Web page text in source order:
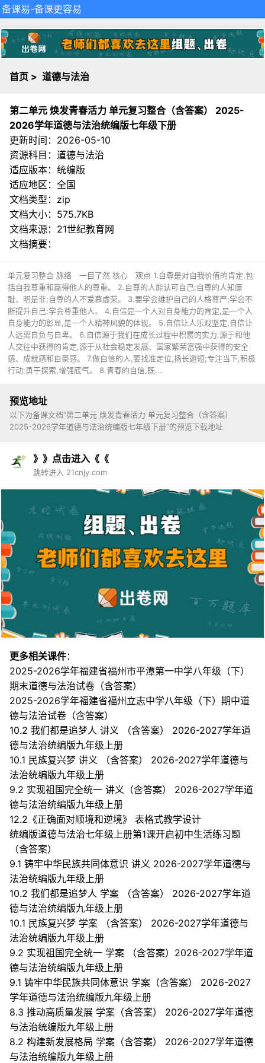
备课易-备课更容易
首页 > 道德与法治
第二单元 焕发青春活力 单元复习整合（含答案） 2025-
2026学年道德与法治统编版七年级下册
更新时间：2026-05-10
资源科目：道德与法治
适应版本：统编版
适应地区：全国
文档类型：zip
文档大小：575.7KB
文档来源： 21世纪教育网
文档摘要：
单元复习整合 脉络 一目了然 核心 观点 1.自尊是对自我价值的肯定,包
括自我尊重和赢得他人的尊重。 2.自尊的人能认可自己;自尊的人知廉
耻、明是非;自尊的人不爱慕虚荣。 3.要学会维护自己的人格尊严;学会不
断提升自己;学会尊重他人。 4.自信是一个人对自身能力的肯定,是一个人
自身能力的彰显,是一个人精神风貌的体现。 5.自信让人乐观坚定,自信让
人远离自负与自卑。 6.自信源于我们在成长过程中积累的实力,源于和他
人交往中获得的肯定,源于从社会稳定发展、国家繁荣富强中获得的安全
感、成就感和自豪感。 7.做自信的人,要找准定位,扬长避短;专注当下,积极
行动;勇于探索,增强底气。 8.青春的自信,既...
预览地址
以下为备课文档“第二单元 焕发青春活力 单元复习整合（含答案）
2025-2026学年道德与法治统编版七年级下册”的预览下载地址
》》点击进入《《
跳转进入 21cnjy.com
更多相关课件：
2025-2026学年福建省福州市平潭第一中学八年级（下）
期末道德与法治试卷（含答案）
2025-2026学年福建省福州立志中学八年级（下）期中道
德与法治试卷（含答案）
10.2 我们都是追梦人 讲义 （含答案） 2026-2027学年道
德与法治统编版九年级上册
10.1 民族复兴梦 讲义 （含答案） 2026-2027学年道德与
法治统编版九年级上册
9.2 实现祖国完全统一 讲义（含答案） 2026-2027学年道
德与法治统编版九年级上册
12.2《正确面对顺境和逆境》 表格式教学设计
统编版道德与法治七年级上册第1课开启初中生活练习题
（含答案）
9.1 铸牢中华民族共同体意识 讲义 2026-2027学年道德与
法治统编版九年级上册
10.2 我们都是追梦人 学案 （含答案） 2026-2027学年道
德与法治统编版九年级上册
10.1 民族复兴梦 学案 （含答案） 2026-2027学年道德与
法治统编版九年级上册
9.2 实现祖国完全统一 学案 （含答案）2026-2027学年道
德与法治统编版九年级上册
9.1 铸牢中华民族共同体意识 学案（含答案） 2026-2027
学年道德与法治统编版九年级上册
8.3 推动高质量发展 学案（含答案） 2026-2027学年道德
与法治统编版九年级上册
8.2 构建新发展格局 学案（含答案） 2026-2027学年道德
与法治统编版九年级上册